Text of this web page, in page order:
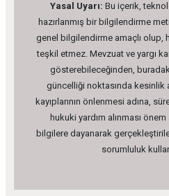
Yasal Uyarı: Bu içerik,
hazırlanmış bir bilgilendirme
genel bilgilendirme amaçlı olup,
teşkil etmez. Mevzuat ve yargı
gösterebileceğinden,
güncelliği noktasında kesinlik
kayıplarının önlenmesi adına,
hukuki yardım alınması
bilgilere dayanarak
sorumluluk